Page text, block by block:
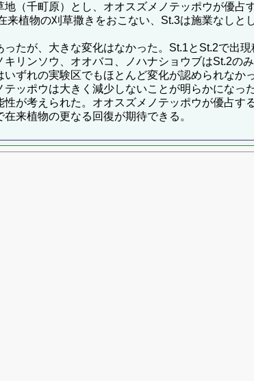
（千町原）とし、オオスズメノテッポウが優占
植物の刈草撒きをおこない、St.3は施業なしと
たが、大きな変化はなかった。St.1とSt.2で出
リンソウ、オオバコ、ノハナショウブはSt.2の
ずれの実験区でもほとんど変化が認められなかっ
ッポウは大きく減少しないことが明らかになっ
が考えられた。オオスズメノテッポウが優占す
来植物の更なる回復が期待できる。